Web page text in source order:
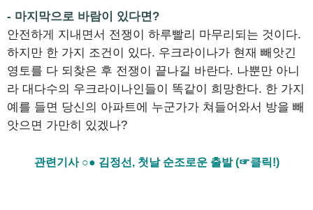
- 마지막으로 바람이 있다면?
안전하게 지내면서 전쟁이 하루빨리 마무리되는 것이다.
하지만 한 가지 조건이 있다. 우크라이나가 현재 빼앗긴
영토를 다 되찾은 후 전쟁이 끝나길 바란다. 나뿐만 아니
라 대다수의 우크라이나인들이 똑같이 희망한다. 한 가지
예를 들면 당신의 아파트에 누군가가 쳐들어와서 방을 빼
앗으면 가만히 있겠나?
관련기사 ○● 김정선, 첫날 순조로운 출발 (☞클릭!)